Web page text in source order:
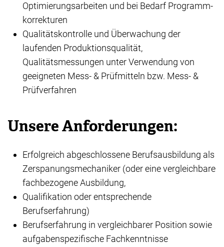
Optimierungsarbeiten und bei Bedarf Programm-
korrekturen
Qualitätskontrolle und Überwachung der
laufenden Produktionsqualität,
Qualitätsmessungen unter Verwendung von
geeigneten Mess- & Prüfmitteln bzw. Mess- &
Prüfverfahren
Unsere Anforderungen:
Erfolgreich abgeschlossene Berufsausbildung als
Zerspanungsmechaniker (oder eine vergleichbare
fachbezogene Ausbildung,
Qualifikation oder entsprechende
Berufserfahrung)
Berufserfahrung in vergleichbarer Position sowie
aufgabenspezifische Fachkenntnisse